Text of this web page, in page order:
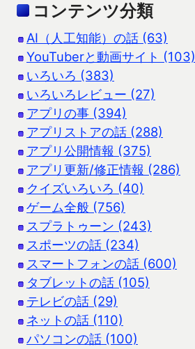
コンテンツ分類
AI（人工知能）の話 (63)
YouTuberと動画サイト (103)
いろいろ (383)
いろいろレビュー (27)
アプリの事 (394)
アプリストアの話 (288)
アプリ公開情報 (375)
アプリ更新/修正情報 (286)
クイズいろいろ (40)
ゲーム全般 (756)
スプラトゥーン (243)
スポーツの話 (234)
スマートフォンの話 (600)
タブレットの話 (105)
テレビの話 (29)
ネットの話 (110)
パソコンの話 (100)